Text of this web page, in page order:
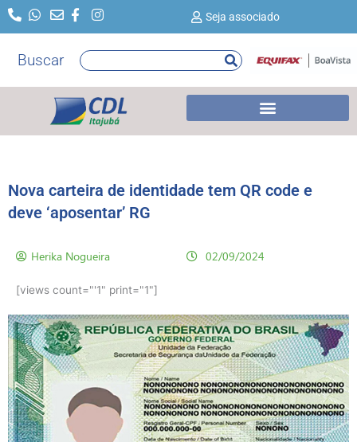
para
conteúdo
Seja associado
Buscar Pesquisar
Nova carteira de identidade tem QR code e
deve ‘aposentar’ RG
Herika Nogueira
[views count="'1" print="1"]
02/09/2024